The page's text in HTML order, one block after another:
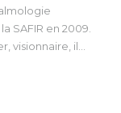
SAFIR en 2009.
visionnaire, il